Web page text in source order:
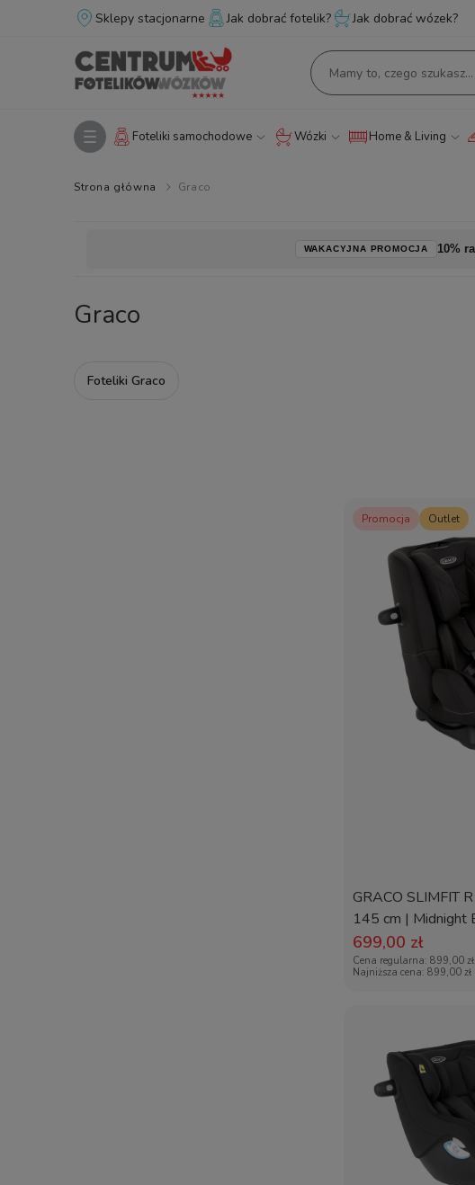
Sklepy stacjonarne Jak dobrać fotelik? Jak dobrać wózek?
Foteliki samochodowe Wózki Home & Living
Strona główna Graco
WAKACYJNA PROMOCJA 10%
Graco
Foteliki Graco
GRACO SLIMFIT
145 cm | Midnight
699,00 zł
Cena regularna: 899,00 zł
Najniższa cena: 899,00 zł
Promocja Outlet